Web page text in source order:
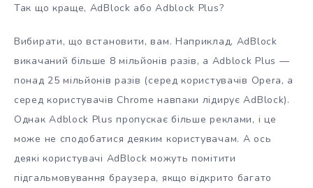
Так що краще, AdBlock або Adblock Plus?
Вибирати, що встановити, вам. Наприклад, AdBlock
викачаний більше 8 мільйонів разів, а Adblock Plus —
понад 25 мільйонів разів (серед користувачів Opera, а
серед користувачів Chrome навпаки лідирує AdBlock).
Однак Adblock Plus пропускає більше реклами, і це
може не сподобатися деяким користувачам. А ось
деякі користувачі AdBlock можуть помітити
підгальмовування браузера, якщо відкрито багато